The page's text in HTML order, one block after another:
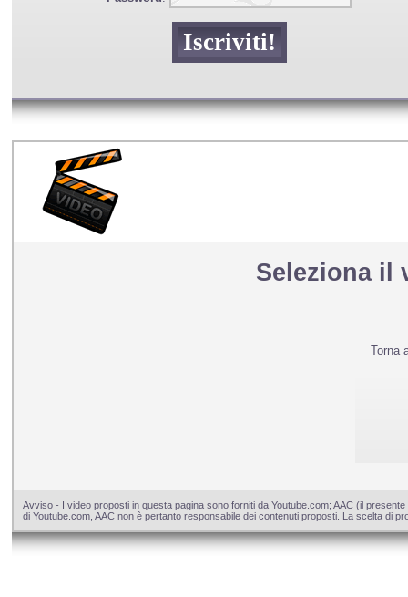
Seleziona il
Torna
Avviso - I video proposti in questa pagina sono forniti da Youtube.com; AAC (il
di Youtube.com, AAC non è pertanto responsabile dei contenuti proposti. La scelta di